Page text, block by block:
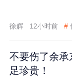
徐辉 12小时前 #
不要伤了余
足珍贵！